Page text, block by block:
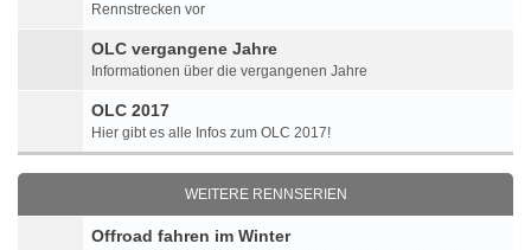
Rennstrecken vor
OLC vergangene Jahre
Informationen über die vergangenen Jahre
OLC 2017
Hier gibt es alle Infos zum OLC 2017!
WEITERE RENNSERIEN
Offroad fahren im Winter